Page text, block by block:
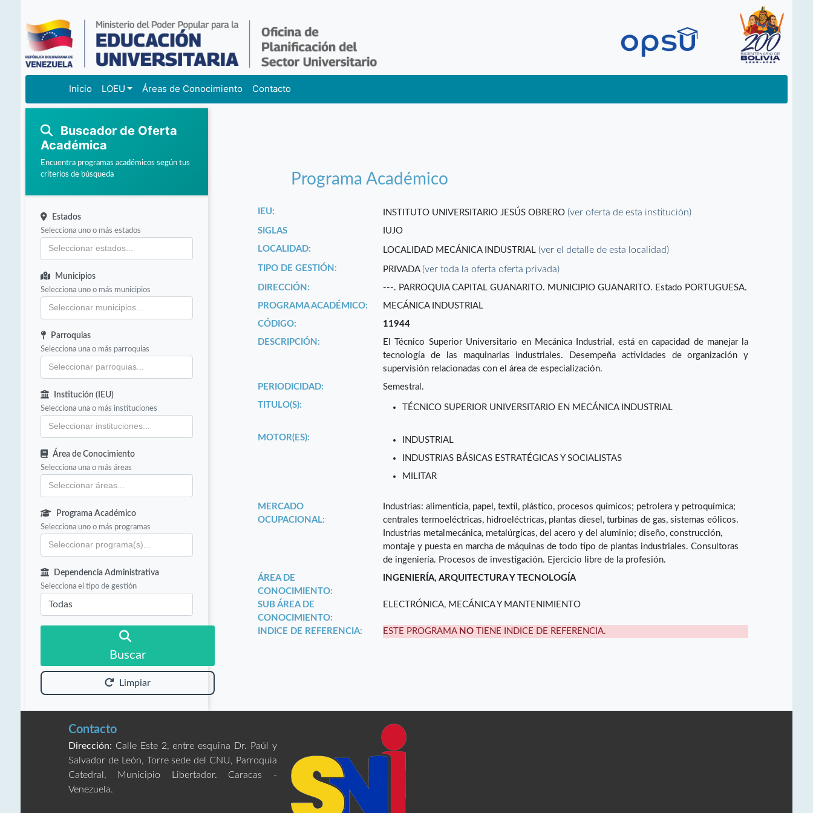
Inicio LOEU Áreas de Conocimiento Contacto
Buscador de Oferta
Académica
Encuentra programas académicos según tus
criterios de búsqueda
Estados
Selecciona uno o más estados
Municipios
Selecciona uno o más municipios
Parroquias
Selecciona una o más parroquias
Institución (IEU)
Selecciona una o más instituciones
Área de Conocimiento
Selecciona una o más áreas
Programa Académico
Selecciona uno o más programas
Dependencia Administrativa
Selecciona el tipo de gestión
Buscar
Limpiar
Programa Académico
IEU: INSTITUTO UNIVERSITARIO JESÚS OBRERO(ver oferta de esta institución)
SIGLAS
IUJO
LOCALIDAD:
LOCALIDAD MECÁNICA INDUSTRIAL(ver el detalle de esta localidad)
TIPO DE GESTIÓN: PRIVADA(ver toda la oferta oferta privada)
DIRECCIÓN:
---. PARROQUIA CAPITAL GUANARITO. MUNICIPIO GUANARITO. Estado PORTUGUESA.
PROGRAMA ACADÉMICO:
MECÁNICA INDUSTRIAL
CÓDIGO:
11944
DESCRIPCIÓN:
El Técnico Superior Universitario en Mecánica Industrial, está en capacidad de manejar la
tecnología de las maquinarias industriales. Desempeña actividades de organización y
supervisión relacionadas con el área de especialización.
PERIODICIDAD:
Semestral.
TITULO(S):
TÉCNICO SUPERIOR UNIVERSITARIO EN MECÁNICA INDUSTRIAL
MOTOR(ES):
INDUSTRIAL
INDUSTRIAS BÁSICAS ESTRATÉGICAS Y SOCIALISTAS
MILITAR
MERCADO
OCUPACIONAL:
Industrias: alimenticia, papel, textil, plástico, procesos químicos; petrolera y petroquímica;
centrales termoeléctricas, hidroeléctricas, plantas diesel, turbinas de gas, sistemas eólicos.
Industrias metalmecánica, metalúrgicas, del acero y del aluminio; diseño, construcción,
montaje y puesta en marcha de máquinas de todo tipo de plantas industriales. Consultoras
de ingeniería. Procesos de investigación. Ejercicio libre de la profesión.
ÁREA DE
CONOCIMIENTO:
INGENIERÍA, ARQUITECTURA Y TECNOLOGÍA
SUB ÁREA DE
CONOCIMIENTO:
ELECTRÓNICA, MECÁNICA Y MANTENIMIENTO
INDICE DE REFERENCIA: ESTE PROGRAMA NO TIENE INDICE DE REFERENCIA.
Contacto
Dirección: Calle Este 2, entre esquina Dr. Paúl y
Salvador de León, Torre sede del CNU, Parroquia
Catedral, Municipio Libertador. Caracas -
Venezuela.